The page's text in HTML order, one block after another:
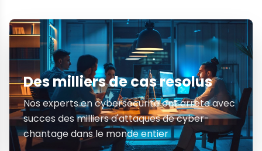
Des milliers de cas resolus
Nos experts en cybersecurite ont arrete avec
succes des milliers d'attaques de cyber-
chantage dans le monde entier